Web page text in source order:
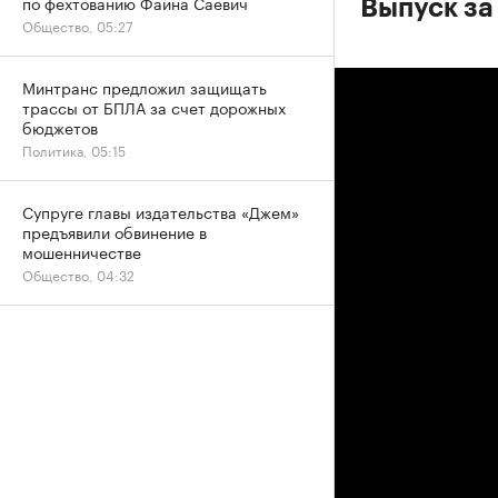
Выпуск
Общество, 05:27
Минтранс предложил защищать
трассы от БПЛА за счет дорожных
бюджетов
Политика, 05:15
Супруге главы издательства «Джем»
предъявили обвинение в
мошенничестве
Общество, 04:32